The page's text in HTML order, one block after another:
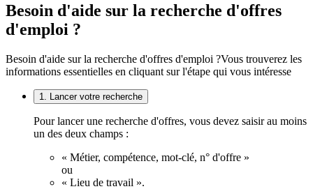
Besoin d'aide sur la recherche d'offres
d'emploi ?
Besoin d'aide sur la recherche d'offres d'emploi ?Vous trouverez les
informations essentielles en cliquant sur l'étape qui vous intéresse
1. Lancer votre recherche
Pour lancer une recherche d'offres, vous devez saisir au moins
un des deux champs :
« Métier, compétence, mot-clé, n° d'offre »
ou
« Lieu de travail ».